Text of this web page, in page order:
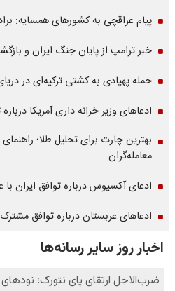
پیام عراقچی به کشورهای همسایه:
خبر ترامپ از پایان جنگ ایران و
حمله پهپادی به کشتی ترکیه‌ای در
ادعاهای وزیر خزانه داری آمریکا
بهترین چارت برای تحلیل طلا؛
معامله‌گران
ادعای آکسیوس درباره توافق ایران با
ادعاهای عربستان درباره توافق